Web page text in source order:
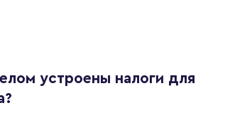
устроены налоги для